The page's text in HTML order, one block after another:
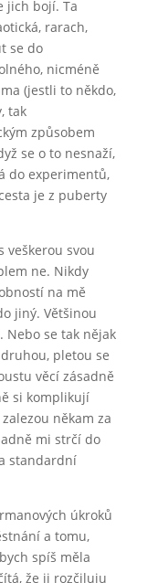
jich bojí. Ta
rarach,
se do
nicméně
(jestli to někdo,
tak
způsobem
se o to nesnaží,
do experimentů,
je z puberty
veškerou svou
ne. Nikdy
na mě
jiný. Většinou
se tak nějak
pletou se
věcí zásadně
si komplikují
někam za
mi strčí do
standardní
úkroků
a tomu,
spíš měla
že ji rozčiluju